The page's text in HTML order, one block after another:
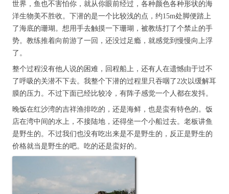
世界，鱼也不害怕你，就从你眼前经过，各种颜色各种形状的海
洋生物美不胜收。下潜的是一个比较浅的点，约15m处脚便踏上
了海底的珊瑚。想用手去触摸一下珊瑚，被教练打了个禁止的手
势。教练推着向前游了一回，还没过足瘾，就感觉到慢慢向上浮
了。
整个过程没有他人说的困难，回程船上，还有人在遗憾由于过不
了呼吸的关潜不下去。我整个下潜的过程里只吞咽了2次以缓解耳
膜的压力。不过下面已经比较冷，有阵子感觉一个人都在发抖。
晚饭在红沙湾的吉祥渔排吃的，还是海鲜，也是蛮有特色的。饭
店在湾中间的水上，不接陆地，还得坐一个小船过去。老板讲鱼
是野生的。不过我们也没有吃出来是不是野生的，反正是野生的
价格就当是野生的吧。吃的还是蛮好的。